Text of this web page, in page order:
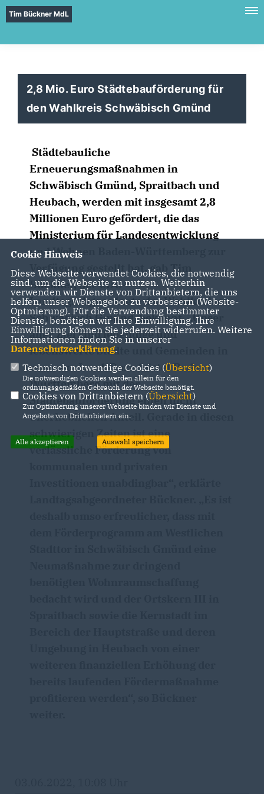
Tim Bückner MdL
2,8 Mio. Euro Städtebauförderung für
den Wahlkreis Schwäbisch Gmünd
Städtebauliche
Erneuerungsmaßnahmen in
Schwäbisch Gmünd, Spraitbach und
Heubach, werden mit insgesamt 2,8
Millionen Euro gefördert, die das
Ministerium für Landesentwicklung
und Wohnen Baden-Württemberg zur
Verfügung gestellt hat, gab Tim
Bückner, der CDU-
Landtagsabgeordnete des Wahlkreises
Schwäbisch Gmünd, bekannt. „Unser
aller Ziel sind lebendige und
lebenswerte Städte und Gemeinden in
unserem Land. Dazu leistet Baden-
Württemberg mit der
Städtebauförderung einen nicht
unerheblichen Anteil. Gerade in diesen
schwierigen Zeiten ist eine
verlässliche Förderung von
Cookie Hinweis
Diese Webseite verwendet Cookies, die notwendig
sind, um die Webseite zu nutzen. Weiterhin
verwenden wir Dienste von Drittanbietern, die uns
helfen, unser Webangebot zu verbessern (Website-
Optmierung). Für die Verwendung bestimmter
Dienste, benötigen wir Ihre Einwilligung. Ihre
Einwilligung können Sie jederzeit widerrufen. Weitere
Informationen finden Sie in unserer
Datenschutzerklärung.
Technisch notwendige Cookies (Übersicht)
Die notwendigen Cookies werden allein für den
ordnungsgemäßen Gebrauch der Webseite benötigt.
Cookies von Drittanbietern (Übersicht)
Zur Optimierung unserer Webseite binden wir Dienste und
Angebote von Drittanbietern ein.
Alle akzeptieren Auswahl speichern